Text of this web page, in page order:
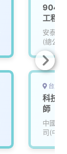
904 -
工程師
安泰商
(總公
台北
科技
師
中國信
司(中